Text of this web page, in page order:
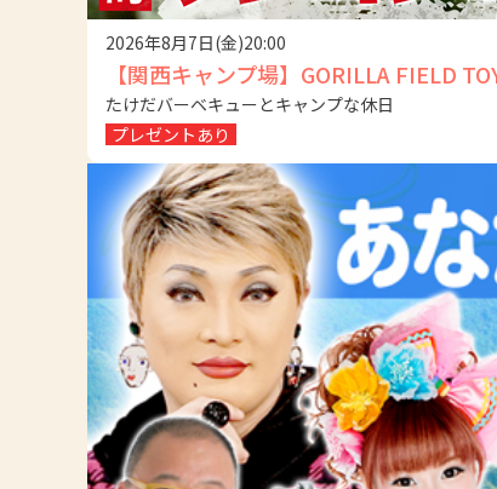
2026年8月7日(金)20:00
【関西キャンプ場】GORILLA FIELD
たけだバーベキューとキャンプな休日
プレゼントあり